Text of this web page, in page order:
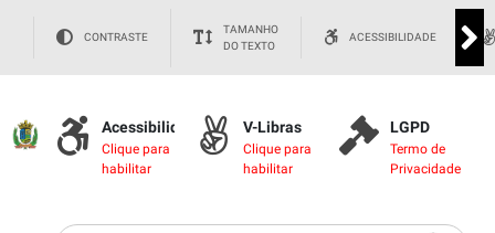
CONTRASTE
TAMANHO
DO TEXTO
ACESSIBILIDADE
Acessibilidade
Clique para
habilitar
V-Libras
Clique para
habilitar
LGPD
Termo de
Privacidade